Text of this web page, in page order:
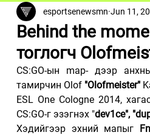
Behind the
тоглогч
esportsenewsmn Jun 11,
CS:GO-ын map- дээр
тамирчин Olof "Olofmeister"
ESL One Cologne 2014,
CS:GO-г эзэгнэх "dev1ce",
Хэдийгээр эхний мапыг